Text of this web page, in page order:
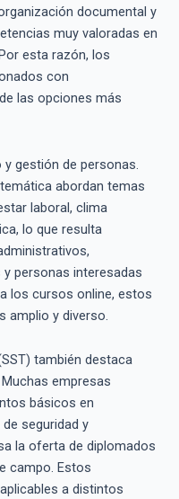
documental y
muy valoradas en
esta razón, los
con
las opciones más
gestión de personas.
abordan temas
laboral, clima
lo que resulta
personas interesadas
los cursos online, estos
amplio y diverso.
también destaca
empresas
básicos en
seguridad y
la oferta de diplomados
campo. Estos
a distintos